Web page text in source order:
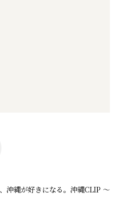
沖縄が好きになる。沖縄CLIP ～